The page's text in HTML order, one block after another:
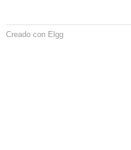
Creado con Elgg